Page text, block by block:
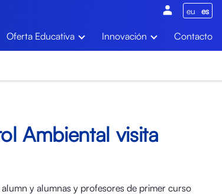
eu es
Oferta Educativa Innovación Contacto
Ambiental visita
y alumnas y profesores de primer curso